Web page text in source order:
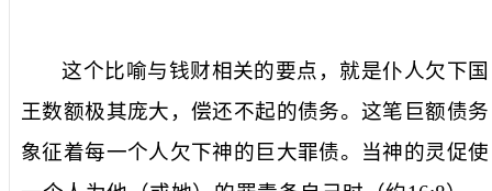
这个比喻与钱财相关的要点，就是仆人欠下国
王数额极其庞大，偿还不起的债务。这笔巨额债务
象征着每一个人欠下神的巨大罪债。当神的灵促使